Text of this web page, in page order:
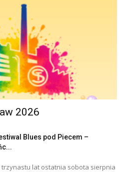
2026
Blues pod Piecem –
trzynastu lat ostatnia sobota sierpnia